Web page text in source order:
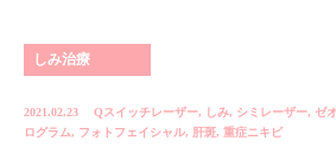
しみ治療
2021.02.23 Qスイッチレーザー, しみ, シミレーザー, ゼ
ログラム, フォトフェイシャル, 肝斑, 重症ニキビ